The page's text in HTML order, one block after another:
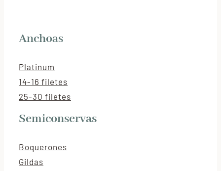
Anchoas
Platinum
14-16 filetes
25-30 filetes
Semiconservas
Boquerones
Gildas